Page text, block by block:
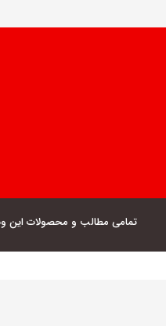
تمامی مطالب و محصولات این